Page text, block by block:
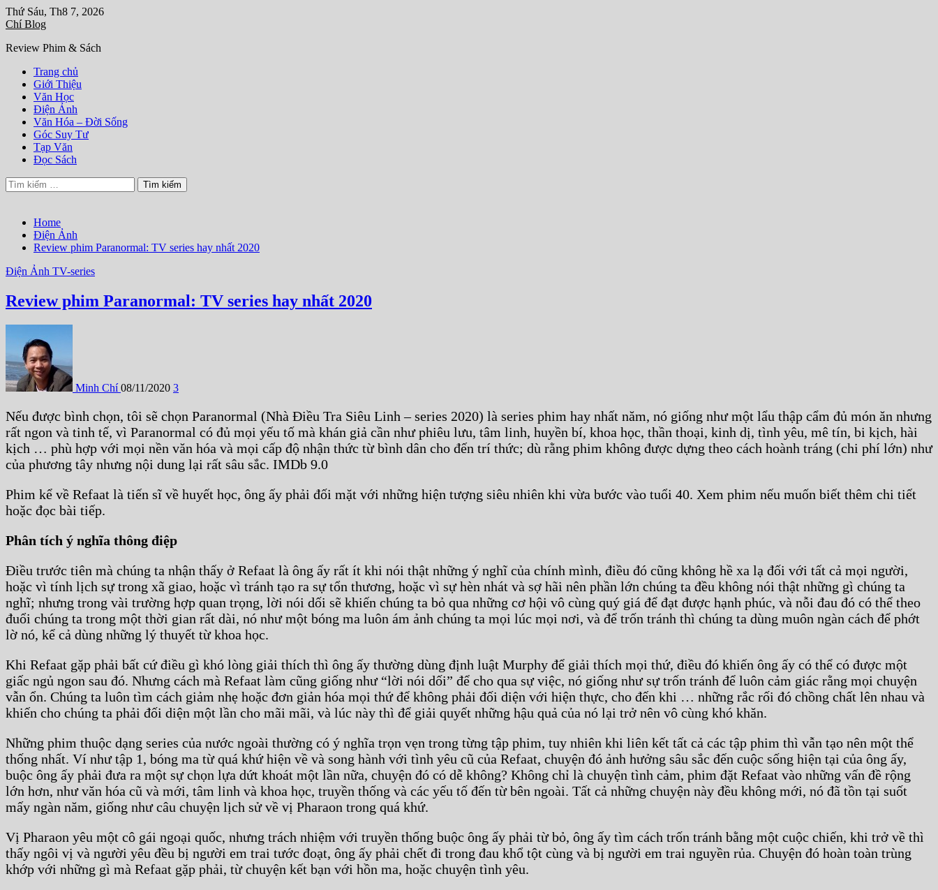
Skip
to
Thứ Sáu, Th8 7, 2026
Chí Blog
Review Phim & Sách
Trang chủ
Giới Thiệu
Văn Học
Điện Ảnh
Văn Hóa – Đời Sống
Góc Suy Tư
Tạp Văn
Đọc Sách
Tìm
kiếm
Home
Điện Ảnh
Review phim Paranormal: TV series hay nhất 2020
Điện Ảnh TV-series
Review phim Paranormal: TV series hay nhất 2020
Minh Chí 08/11/2020 3
Nếu được bình chọn, tôi sẽ chọn Paranormal (Nhà Điều Tra Siêu Linh – series 2020) là series phim hay nhất năm, nó giống như một lẩu thập cẩm đủ món ăn nhưng
rất ngon và tinh tế, vì Paranormal có đủ mọi yếu tố mà khán giả cần như phiêu lưu, tâm linh, huyền bí, khoa học, thần thoại, kinh dị, tình yêu, mê tín, bi kịch, hài
kịch … phù hợp với mọi nền văn hóa và mọi cấp độ nhận thức từ bình dân cho đến trí thức; dù rằng phim không được dựng theo cách hoành tráng (chi phí lớn) như
của phương tây nhưng nội dung lại rất sâu sắc. IMDb 9.0
Phim kể về Refaat là tiến sĩ về huyết học, ông ấy phải đối mặt với những hiện tượng siêu nhiên khi vừa bước vào tuổi 40. Xem phim nếu muốn biết thêm chi tiết
hoặc đọc bài tiếp.
Phân tích ý nghĩa thông điệp
Điều trước tiên mà chúng ta nhận thấy ở Refaat là ông ấy rất ít khi nói thật những ý nghĩ của chính mình, điều đó cũng không hề xa lạ đối với tất cả mọi người,
hoặc vì tính lịch sự trong xã giao, hoặc vì tránh tạo ra sự tổn thương, hoặc vì sự hèn nhát và sợ hãi nên phần lớn chúng ta đều không nói thật những gì chúng ta
nghĩ; nhưng trong vài trường hợp quan trọng, lời nói dối sẽ khiến chúng ta bỏ qua những cơ hội vô cùng quý giá để đạt được hạnh phúc, và nỗi đau đó có thể theo
đuổi chúng ta trong một thời gian rất dài, nó như một bóng ma luôn ám ảnh chúng ta mọi lúc mọi nơi, và để trốn tránh thì chúng ta dùng muôn ngàn cách để phớt
lờ nó, kể cả dùng những lý thuyết từ khoa học.
Khi Refaat gặp phải bất cứ điều gì khó lòng giải thích thì ông ấy thường dùng định luật Murphy để giải thích mọi thứ, điều đó khiến ông ấy có thể có được một
giấc ngủ ngon sau đó. Nhưng cách mà Refaat làm cũng giống như “lời nói dối” để cho qua sự việc, nó giống như sự trốn tránh để luôn cảm giác rằng mọi chuyện
vẫn ổn. Chúng ta luôn tìm cách giảm nhẹ hoặc đơn giản hóa mọi thứ để không phải đối diện với hiện thực, cho đến khi … những rắc rối đó chồng chất lên nhau và
khiến cho chúng ta phải đối diện một lần cho mãi mãi, và lúc này thì để giải quyết những hậu quả của nó lại trở nên vô cùng khó khăn.
Những phim thuộc dạng series của nước ngoài thường có ý nghĩa trọn vẹn trong từng tập phim, tuy nhiên khi liên kết tất cả các tập phim thì vẫn tạo nên một thể
thống nhất. Ví như tập 1, bóng ma từ quá khứ hiện về và song hành với tình yêu cũ của Refaat, chuyện đó ảnh hưởng sâu sắc đến cuộc sống hiện tại của ông ấy,
buộc ông ấy phải đưa ra một sự chọn lựa dứt khoát một lần nữa, chuyện đó có dễ không? Không chỉ là chuyện tình cảm, phim đặt Refaat vào những vấn đề rộng
lớn hơn, như văn hóa cũ và mới, tâm linh và khoa học, truyền thống và các yếu tố đến từ bên ngoài. Tất cả những chuyện này đều không mới, nó đã tồn tại suốt
mấy ngàn năm, giống như câu chuyện lịch sử về vị Pharaon trong quá khứ.
Vị Pharaon yêu một cô gái ngoại quốc, nhưng trách nhiệm với truyền thống buộc ông ấy phải từ bỏ, ông ấy tìm cách trốn tránh bằng một cuộc chiến, khi trở về thì
thấy ngôi vị và người yêu đều bị người em trai tước đoạt, ông ấy phải chết đi trong đau khổ tột cùng và bị người em trai nguyền rủa. Chuyện đó hoàn toàn trùng
khớp với những gì mà Refaat gặp phải, từ chuyện kết bạn với hồn ma, hoặc chuyện tình yêu.